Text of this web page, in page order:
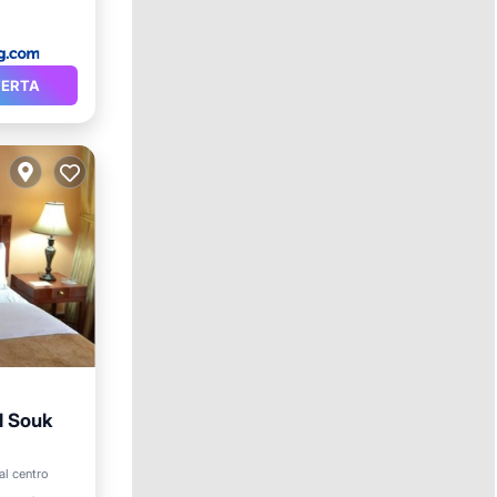
Souk
centro